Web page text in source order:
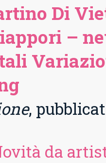
Di
–
,
da